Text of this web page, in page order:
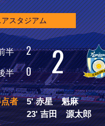
アクセス
レディース
スタジアム
半
2
半 0 2
者
5' 赤星 魁麻
23' 吉田 源太郎